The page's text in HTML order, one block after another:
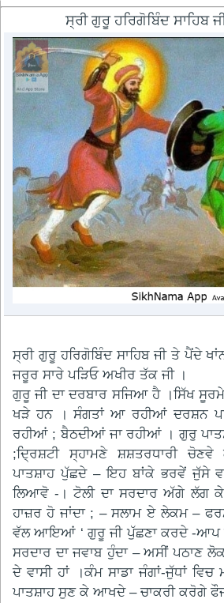
ਸ੍ਰੀ ਗੁਰੂ ਹਰਿਗੋਬਿੰਦ ਸਾਹਿਬ
ਸ੍ਰੀ ਗੁਰੂ ਹਰਿਗੋਬਿੰਦ ਸਾਹਿਬ ਜੀ ਤੇ ਪੈਂਦੇ
ਜਰੂਰ ਸਾਰੇ ਪੜਿਓ ਅਖੀਰ ਤੱਕ ਜੀ ।
ਗੁਰੂ ਜੀ ਦਾ ਦਰਬਾਰ ਸਜਿਆ ਹੈ ।ਸਿੱਖ
ਖੜੇ ਹਨ । ਸੰਗਤਾਂ ਆ ਰਹੀਆਂ ਦਰਸ਼ਨ
ਰਹੀਆਂ ; ਬੈਠਦੀਆਂ ਜਾ ਰਹੀਆਂ । ਗੁਰੁ
;ਦ੍ਰਿਸ਼ਟੀ ਸ੍ਹਾਮਣੇ ਸ਼ਸ਼ਤਰਧਾਰੀ
ਪਾਤਸ਼ਾਹ ਪੁੱਛਦੇ – ਇਹ ਬਾਂਕੇ ਭਰਵੇਂ ਜੁੱਸੇ
ਲਿਆਵੋ -। ਟੋਲੀ ਦਾ ਸਰਦਾਰ ਅੱਗੇ ਲੱਗ
ਹਾਜ਼ਰ ਹੋ ਜਾਂਦਾ ; – ਸਲਾਮ ਏ ਲੇਕਮ –
ਵੱਲ ਆਇਆਂ ‘ ਗੁਰੂ ਜੀ ਪੁੱਛਣਾ ਕਰਦੇ -ਆਪ
ਸਰਦਾਰ ਦਾ ਜਵਾਬ ਹੁੰਦਾ – ਅਸੀਂ ਪਠਾਣ
ਦੇ ਵਾਸੀ ਹਾਂ ।ਕੰਮ ਸਾਡਾ ਜੰਗਾਂ-ਜੁੱਧਾਂ
ਪਾਤਸ਼ਾਹ ਸੁਣ ਕੇ ਆਖਦੇ – ਚਾਕਰੀ ਕਰੋਗੇ